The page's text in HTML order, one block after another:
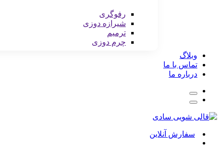
رفوگری
شیرازه دوزی
ترمیم
چرم دوزی
وبلاگ
تماس با ما
درباره ما
سفارش آنلاین